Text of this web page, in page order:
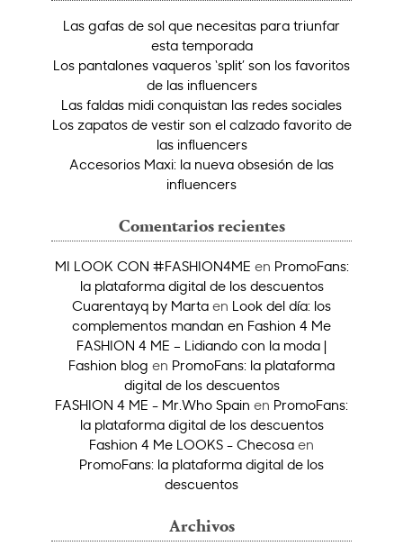
Las gafas de sol que necesitas para triunfar
esta temporada
Los pantalones vaqueros ‘split’ son los favoritos
de las influencers
Las faldas midi conquistan las redes sociales
Los zapatos de vestir son el calzado favorito de
las influencers
Accesorios Maxi: la nueva obsesión de las
influencers
Comentarios recientes
MI LOOK CON #FASHION4ME en PromoFans:
la plataforma digital de los descuentos
Cuarentayq by Marta en Look del día: los
complementos mandan en Fashion 4 Me
FASHION 4 ME – Lidiando con la moda |
Fashion blog en PromoFans: la plataforma
digital de los descuentos
FASHION 4 ME - Mr.Who Spain en PromoFans:
la plataforma digital de los descuentos
Fashion 4 Me LOOKS - Checosa en
PromoFans: la plataforma digital de los
descuentos
Archivos